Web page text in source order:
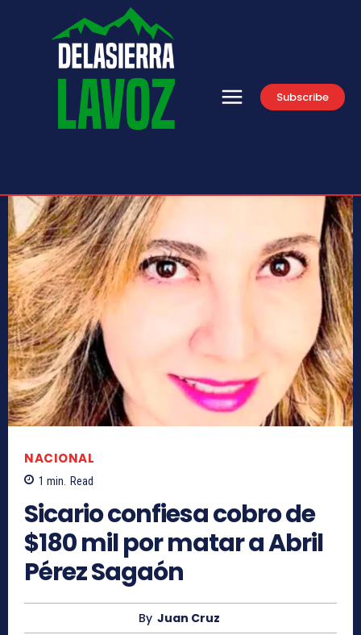
Subscribe
NACIONAL
1 min. Read
Sicario confiesa cobro de
$180 mil por matar a Abril
Pérez Sagaón
By Juan Cruz